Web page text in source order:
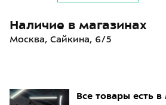
Все товары есть в
Наличие в магазинах
Москва, Сайкина, 6/5